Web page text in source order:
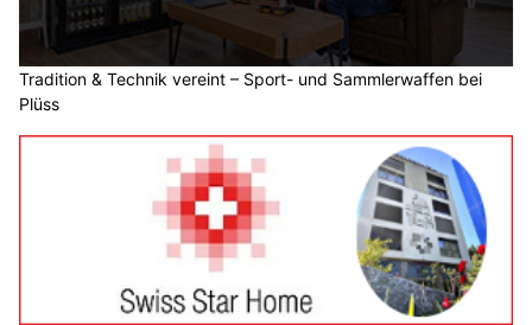
Tradition & Technik vereint – Sport- und Sammlerwaffen bei
Plüss